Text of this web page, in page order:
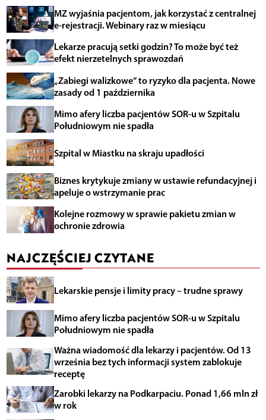
MZ wyjaśnia pacjentom, jak korzystać z centralnej
e-rejestracji. Webinary raz w miesiącu
Lekarze pracują setki godzin? To może być też
efekt nierzetelnych sprawozdań
„Zabiegi walizkowe” to ryzyko dla pacjenta. Nowe
zasady od 1 października
Mimo afery liczba pacjentów SOR-u w Szpitalu
Południowym nie spadła
Szpital w Miastku na skraju upadłości
Biznes krytykuje zmiany w ustawie refundacyjnej i
apeluje o wstrzymanie prac
Kolejne rozmowy w sprawie pakietu zmian w
ochronie zdrowia
NAJCZĘŚCIEJ CZYTANE
Lekarskie pensje i limity pracy – trudne sprawy
Mimo afery liczba pacjentów SOR-u w Szpitalu
Południowym nie spadła
Ważna wiadomość dla lekarzy i pacjentów. Od 13
września bez tych informacji system zablokuje
receptę
Zarobki lekarzy na Podkarpaciu. Ponad 1,66 mln zł
w rok